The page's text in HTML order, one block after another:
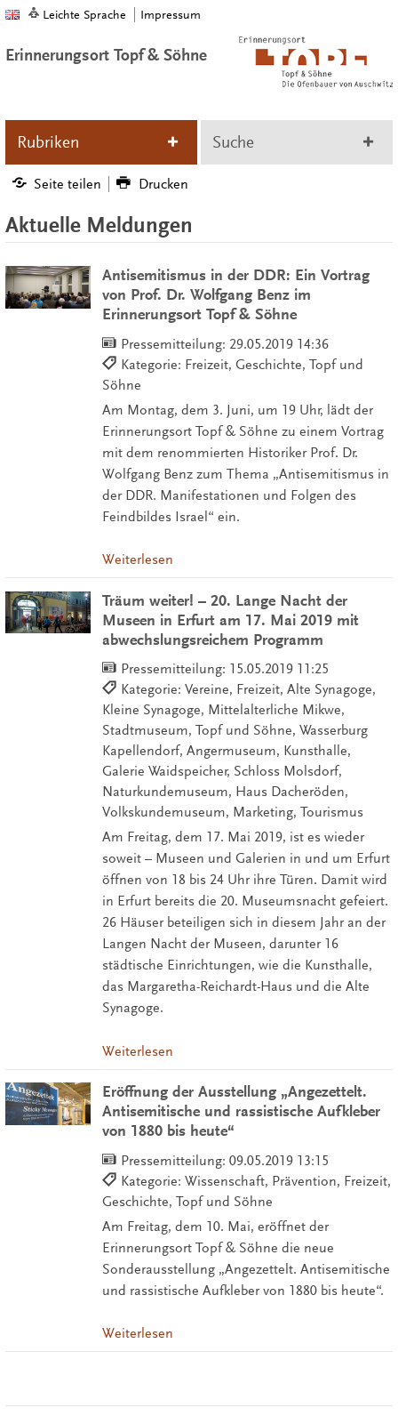
Leichte Sprache Impressum
Erinnerungsort Topf & Söhne
Rubriken Suche
Seite teilen Drucken
Aktuelle Meldungen
Antisemitismus in der DDR: Ein Vortrag
von Prof. Dr. Wolfgang Benz im
Erinnerungsort Topf & Söhne
Pressemitteilung: 29.05.2019 14:36
Kategorie: Freizeit, Geschichte, Topf und
Söhne
Am Montag, dem 3. Juni, um 19 Uhr, lädt der
Erinnerungsort Topf & Söhne zu einem Vortrag
mit dem renommierten Historiker Prof. Dr.
Wolfgang Benz zum Thema „Antisemitismus in
der DDR. Manifestationen und Folgen des
Feindbildes Israel“ ein.
Weiterlesen
Träum weiter! – 20. Lange Nacht der
Museen in Erfurt am 17. Mai 2019 mit
abwechslungsreichem Programm
Pressemitteilung: 15.05.2019 11:25
Kategorie: Vereine, Freizeit, Alte Synagoge,
Kleine Synagoge, Mittelalterliche Mikwe,
Stadtmuseum, Topf und Söhne, Wasserburg
Kapellendorf, Angermuseum, Kunsthalle,
Galerie Waidspeicher, Schloss Molsdorf,
Naturkundemuseum, Haus Dacheröden,
Volkskundemuseum, Marketing, Tourismus
Am Freitag, dem 17. Mai 2019, ist es wieder
soweit – Museen und Galerien in und um Erfurt
öffnen von 18 bis 24 Uhr ihre Türen. Damit wird
in Erfurt bereits die 20. Museumsnacht gefeiert.
26 Häuser beteiligen sich in diesem Jahr an der
Langen Nacht der Museen, darunter 16
städtische Einrichtungen, wie die Kunsthalle,
das Margaretha-Reichardt-Haus und die Alte
Synagoge.
Weiterlesen
Eröffnung der Ausstellung „Angezettelt.
Antisemitische und rassistische Aufkleber
von 1880 bis heute“
Pressemitteilung: 09.05.2019 13:15
Kategorie: Wissenschaft, Prävention, Freizeit,
Geschichte, Topf und Söhne
Am Freitag, dem 10. Mai, eröffnet der
Erinnerungsort Topf & Söhne die neue
Sonderausstellung „Angezettelt. Antisemitische
und rassistische Aufkleber von 1880 bis heute“.
Weiterlesen